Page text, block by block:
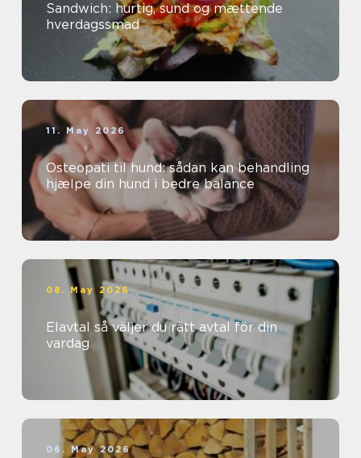
Sandwich: hurtig, sund og mættende
hverdagssmad
11. May 2026
Osteopati til hund: sådan kan behandling
hjælpe din hund i bedre balance
08. May 2026
Elavtal så väljer du rätt avtal för din
vardag
06. May 2026